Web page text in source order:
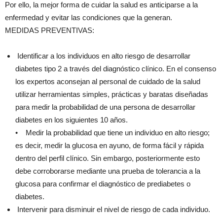
Por ello, la mejor forma de cuidar la salud es anticiparse a la
enfermedad y evitar las condiciones que la generan.
MEDIDAS PREVENTIVAS:
Identificar a los individuos en alto riesgo de desarrollar
diabetes tipo 2 a través del diagnóstico clínico. En el consenso
los expertos aconsejan al personal de cuidado de la salud
utilizar herramientas simples, prácticas y baratas diseñadas
para medir la probabilidad de una persona de desarrollar
diabetes en los siguientes 10 años.
• Medir la probabilidad que tiene un individuo en alto riesgo;
es decir, medir la glucosa en ayuno, de forma fácil y rápida
dentro del perfil clínico. Sin embargo, posteriormente esto
debe corroborarse mediante una prueba de tolerancia a la
glucosa para confirmar el diagnóstico de prediabetes o
diabetes.
Intervenir para disminuir el nivel de riesgo de cada individuo.